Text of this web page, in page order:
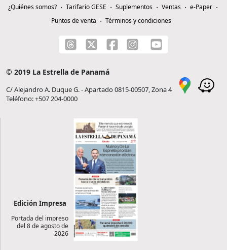
¿Quiénes somos? Tarifario GESE Suplementos Ventas
e-Paper
Puntos de venta
Términos y condiciones
© 2019 La Estrella de Panamá
C/ Alejandro A. Duque G. - Apartado 0815-00507, Zona 4
Teléfono: +507 204-0000
Edición Impresa
Portada del impreso
del 8 de agosto de
2026